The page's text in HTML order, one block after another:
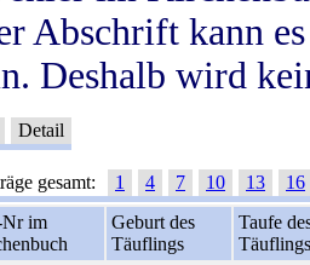
Abschrift kann
Deshalb wird
Detail
gesamt: 1 4 7 10 13
16
im
Geburt des
Täuflings
Taufe
Täuflings